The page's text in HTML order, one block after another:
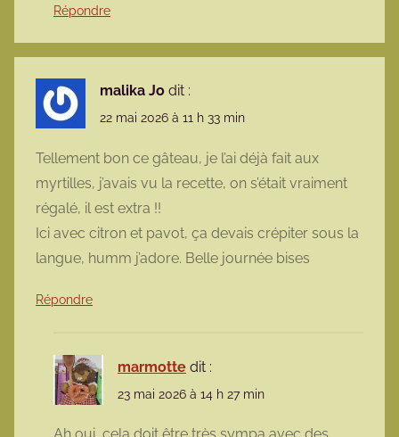
Répondre
malika Jo dit :
22 mai 2026 à 11 h 33 min
Tellement bon ce gâteau, je l’ai déjà fait aux
myrtilles, j’avais vu la recette, on s’était vraiment
régalé, il est extra !!
Ici avec citron et pavot, ça devais crépiter sous la
langue, humm j’adore. Belle journée bises
Répondre
marmotte dit :
23 mai 2026 à 14 h 27 min